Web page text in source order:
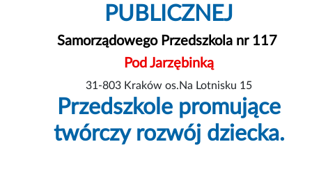
PUBLICZNEJ
Samorządowego Przedszkola nr 117
Pod Jarzębinką
31-803 Kraków os.Na Lotnisku 15
Przedszkole promujące
twórczy rozwój dziecka.